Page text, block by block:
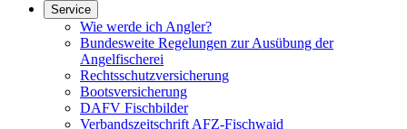
Service
Wie werde ich Angler?
Bundesweite Regelungen zur Ausübung der
Angelfischerei
Rechtsschutzversicherung
Bootsversicherung
DAFV Fischbilder
Verbandszeitschrift AFZ-Fischwaid